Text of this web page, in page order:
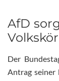
AfD
Der
Antrag seiner